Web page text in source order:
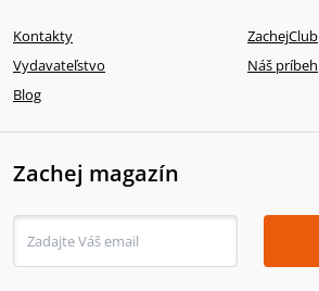
Kontakty
ZachejClub
Vydavateľstvo
Náš príbeh
Blog
Zachej magazín